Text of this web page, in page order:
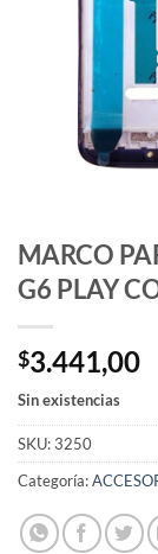
MARCO
G6 PLAY
$3.441,00
Sin existencias
SKU:3250
Categoría: